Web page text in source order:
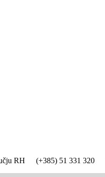
RH (+385) 51 331 320